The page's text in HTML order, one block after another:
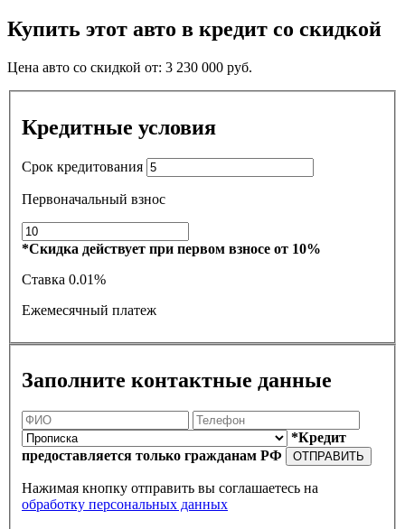
Купить этот авто в кредит со скидкой
Цена авто со скидкой от: 3 230 000 руб.
Кредитные условия
Срок кредитования
Первоначальный взнос
*Скидка действует при первом взносе от 10%
Ставка 0.01%
Ежемесячный платеж
Заполните контактные данные
*Кредит
предоставляется только гражданам РФ
ОТПРАВИТЬ
Нажимая кнопку отправить вы соглашаетесь на
обработку персональных данных